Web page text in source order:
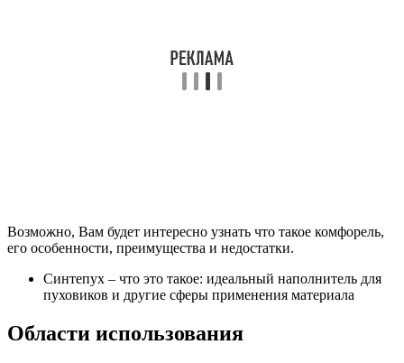
Возможно, Вам будет интересно узнать что такое комфорель,
его особенности, преимущества и недостатки.
Синтепух – что это такое: идеальный наполнитель для
пуховиков и другие сферы применения материала
Области использования